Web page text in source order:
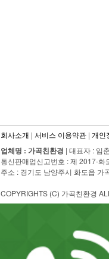
회사소개 | 서비스 이용약관 | 개인
업체명 : 가곡친환경 | 대표자 : 임
통신판매업신고번호 : 제 2017-
주소 : 경기도 남양주시 화도읍
COPYRIGHTS (C) 가곡친환경